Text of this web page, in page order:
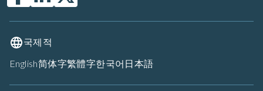
국제적
English简体字繁體字한국어 日本語